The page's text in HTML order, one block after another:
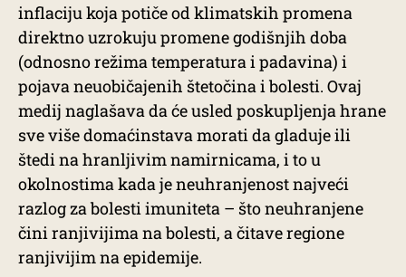
inflaciju koja potiče od klimatskih promena
direktno uzrokuju promene godišnjih doba
(odnosno režima temperatura i padavina) i
pojava neuobičajenih štetočina i bolesti. Ovaj
medij naglašava da će usled poskupljenja hrane
sve više domaćinstava morati da gladuje ili
štedi na hranljivim namirnicama, i to u
okolnostima kada je neuhranjenost najveći
razlog za bolesti imuniteta – što neuhranjene
čini ranjivijima na bolesti, a čitave regione
ranjivijim na epidemije.